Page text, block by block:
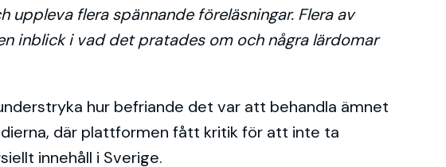
uppleva flera spännande föreläsningar. Flera av
inblick i vad det pratades om och några lärdomar
hur befriande det var att behandla ämnet
där plattformen fått kritik för att inte ta
innehåll i Sverige.